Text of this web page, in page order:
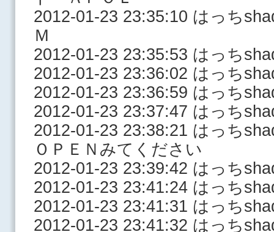
2012-01-23 23:35:10 はっち
Ｍ
2012-01-23 23:35:53 はっち
2012-01-23 23:36:02 はっち
2012-01-23 23:36:59 はっち
2012-01-23 23:37:47 はっち
2012-01-23 23:38:21 はっち
ＯＰＥＮみてください
2012-01-23 23:39:42 はっち
2012-01-23 23:41:24 はっち
2012-01-23 23:41:31 はっち
2012-01-23 23:41:32 はっち